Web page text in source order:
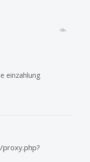
einzahlung